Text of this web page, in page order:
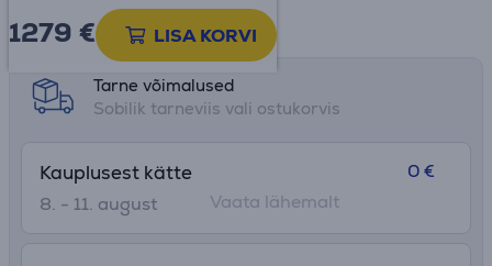
1279 € LISA KORVI
Toote teabeleht
Tarne võimalused
Sobilik tarneviis vali ostukorvis
Kauplusest kätte
8. - 11. august
0 €
Vaata lähemalt